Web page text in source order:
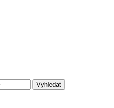
Vyhledat